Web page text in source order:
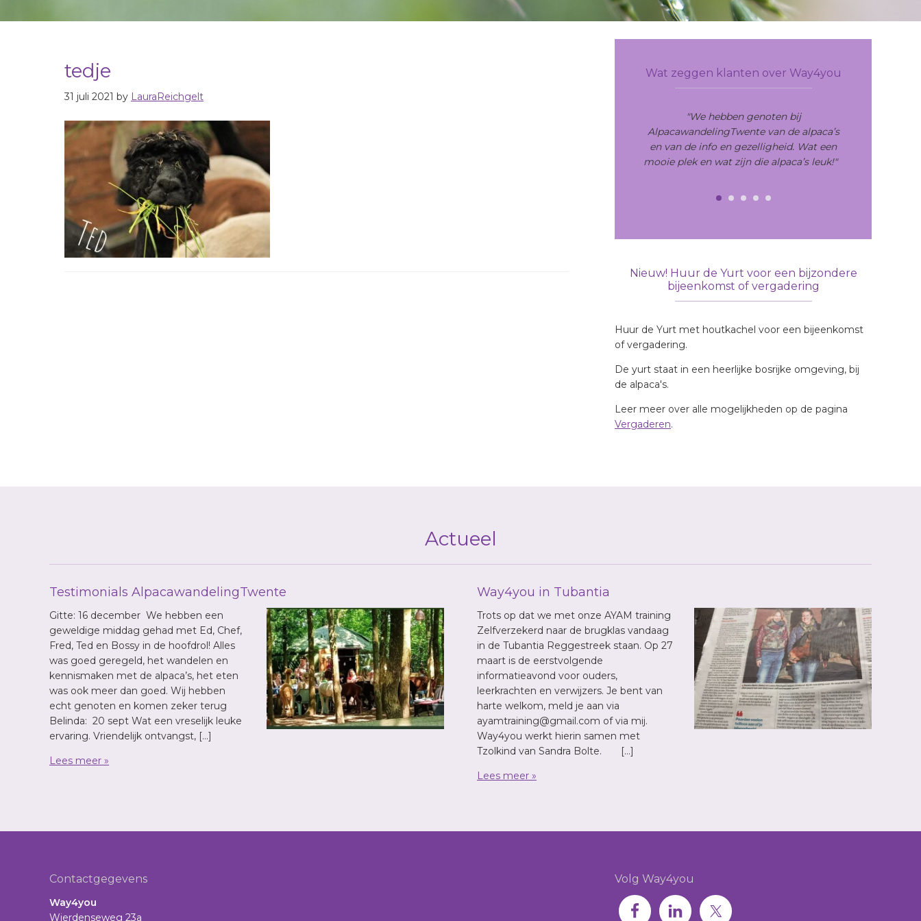
tedje
31 juli 2021 by LauraReichgelt
Sidebar
Wat zeggen klanten over Way4you
"We hebben genoten bij
AlpacawandelingTwente van de alpaca’s
en van de info en gezelligheid. Wat een
mooie plek en wat zijn die alpaca’s leuk!"
Nieuw! Huur de Yurt voor een bijzondere
bijeenkomst of vergadering
Huur de Yurt met houtkachel voor een bijeenkomst
of vergadering.
De yurt staat in een heerlijke bosrijke omgeving, bij
de alpaca's.
Leer meer over alle mogelijkheden op de pagina
Vergaderen.
Actueel
Testimonials AlpacawandelingTwente
Gitte: 16 december We hebben een
geweldige middag gehad met Ed, Chef,
Fred, Ted en Bossy in de hoofdrol! Alles
was goed geregeld, het wandelen en
kennismaken met de alpaca’s, het eten
was ook meer dan goed. Wij hebben
echt genoten en komen zeker terug
Belinda: 20 sept Wat een vreselijk leuke
ervaring. Vriendelijk ontvangst, […]
Lees meer »
Way4you in Tubantia
Trots op dat we met onze AYAM training
Zelfverzekerd naar de brugklas vandaag
in de Tubantia Reggestreek staan. Op 27
maart is de eerstvolgende
informatieavond voor ouders,
leerkrachten en verwijzers. Je bent van
harte welkom, meld je aan via
ayamtraining@gmail.com of via mij.
Way4you werkt hierin samen met
Tzolkind van Sandra Bolte. […]
Lees meer »
FooterContactgegevens
Way4you
Wierdenseweg 23a
Volg Way4you